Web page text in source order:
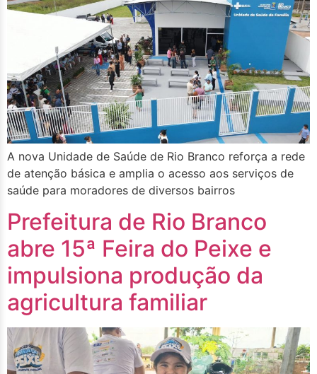
A nova Unidade de Saúde de Rio Branco reforça a rede
de atenção básica e amplia o acesso aos serviços de
saúde para moradores de diversos bairros
Prefeitura de Rio Branco
abre 15ª Feira do Peixe e
impulsiona produção da
agricultura familiar